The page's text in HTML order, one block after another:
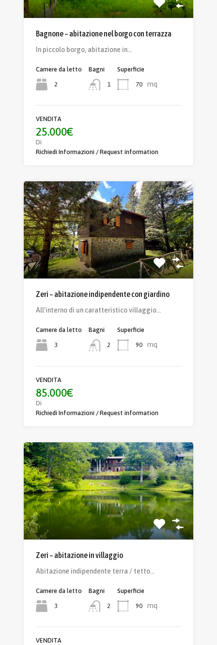
Bagnone – abitazione nel borgo con terrazza
In piccolo borgo, abitazione in…
Camere da letto
2
Bagni
1
Superficie
70 mq
VENDITA
25.000€
Di
Richiedi Informazioni / Request information
Zeri – abitazione indipendente con giardino
All’interno di un caratteristico villaggio…
Camere da letto
3
Bagni
2
Superficie
90 mq
VENDITA
85.000€
Di
Richiedi Informazioni / Request information
Zeri – abitazione in villaggio
Abitazione indipendente terra / tetto…
Camere da letto
3
Bagni
2
Superficie
90 mq
VENDITA